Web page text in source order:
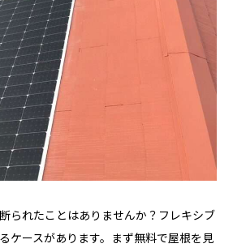
られたことはありませんか？フレキシブ
ケースがあります。まず無料で屋根を見